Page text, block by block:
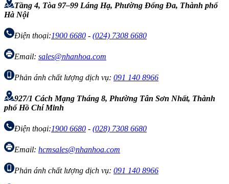
Tầng 4, Tòa 97–99 Láng Hạ, Phường Đống Đa, Thành phố
Hà Nội
Điện thoại:1900 6680 - (024) 7308 6680
Email: sales@nhanhoa.com
Phản ánh chất lượng dịch vụ: 091 140 8966
927/1 Cách Mạng Tháng 8, Phường Tân Sơn Nhất, Thành
phố Hồ Chí Minh
Điện thoại:1900 6680 - (028) 7308 6680
Email: hcmsales@nhanhoa.com
Phản ánh chất lượng dịch vụ: 091 140 8966